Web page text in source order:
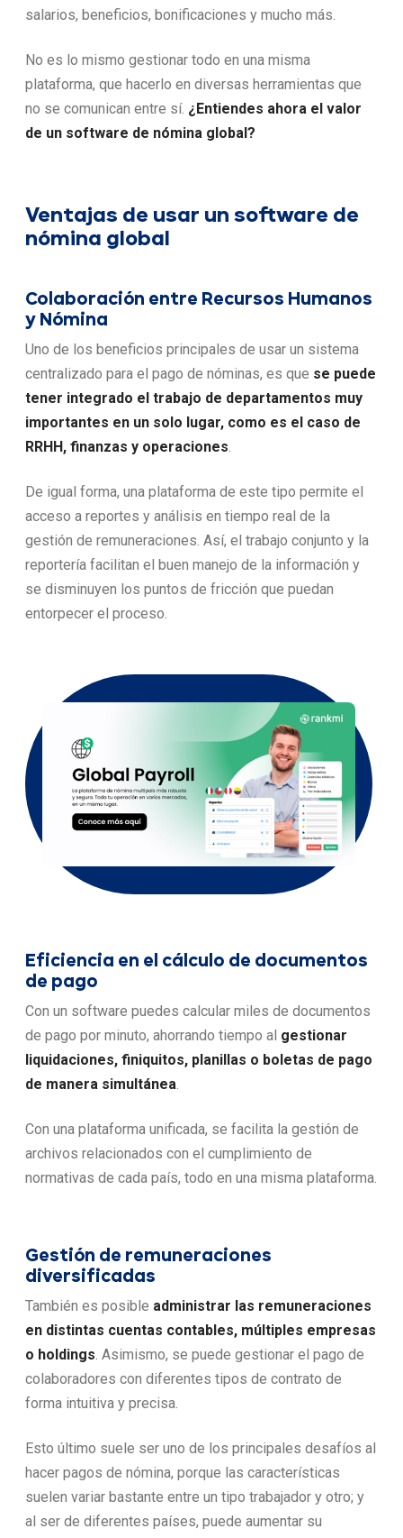
salarios, beneficios, bonificaciones y mucho más.
No es lo mismo gestionar todo en una misma
plataforma, que hacerlo en diversas herramientas que
no se comunican entre sí. ¿Entiendes ahora el valor
de un software de nómina global?
Ventajas de usar un software de
nómina global
Colaboración entre Recursos Humanos
y Nómina
Uno de los beneficios principales de usar un sistema
centralizado para el pago de nóminas, es que se puede
tener integrado el trabajo de departamentos muy
importantes en un solo lugar, como es el caso de
RRHH, finanzas y operaciones.
De igual forma, una plataforma de este tipo permite el
acceso a reportes y análisis en tiempo real de la
gestión de remuneraciones. Así, el trabajo conjunto y la
reportería facilitan el buen manejo de la información y
se disminuyen los puntos de fricción que puedan
entorpecer el proceso.
Eficiencia en el cálculo de documentos
de pago
Con un software puedes calcular miles de documentos
de pago por minuto, ahorrando tiempo al gestionar
liquidaciones, finiquitos, planillas o boletas de pago
de manera simultánea.
Con una plataforma unificada, se facilita la gestión de
archivos relacionados con el cumplimiento de
normativas de cada país, todo en una misma plataforma.
Gestión de remuneraciones
diversificadas
También es posible administrar las remuneraciones
en distintas cuentas contables, múltiples empresas
o holdings. Asimismo, se puede gestionar el pago de
colaboradores con diferentes tipos de contrato de
forma intuitiva y precisa.
Esto último suele ser uno de los principales desafíos al
hacer pagos de nómina, porque las características
suelen variar bastante entre un tipo trabajador y otro; y
al ser de diferentes países, puede aumentar su